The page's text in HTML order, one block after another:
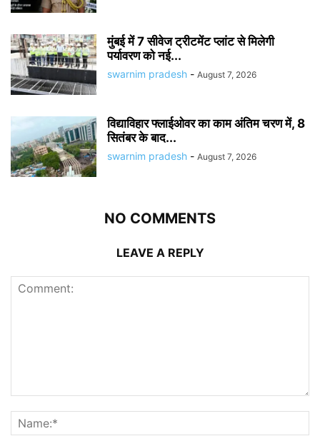
मुंबई में 7 सीवेज ट्रीटमेंट प्लांट से मिलेगी
पर्यावरण को नई...
swarnim pradesh - August 7, 2026
विद्याविहार फ्लाईओवर का काम अंतिम चरण में, 8
सितंबर के बाद...
swarnim pradesh - August 7, 2026
NO COMMENTS
LEAVE A REPLY